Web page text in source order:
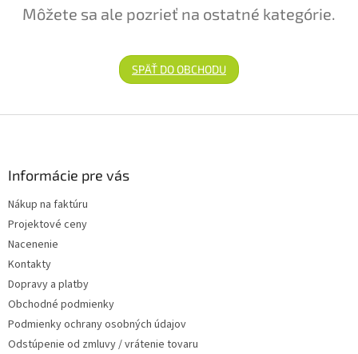
Môžete sa ale pozrieť na ostatné kategórie.
SPÄŤ DO OBCHODU
Informácie pre vás
Nákup na faktúru
Projektové ceny
Nacenenie
Kontakty
Dopravy a platby
Obchodné podmienky
Podmienky ochrany osobných údajov
Odstúpenie od zmluvy / vrátenie tovaru